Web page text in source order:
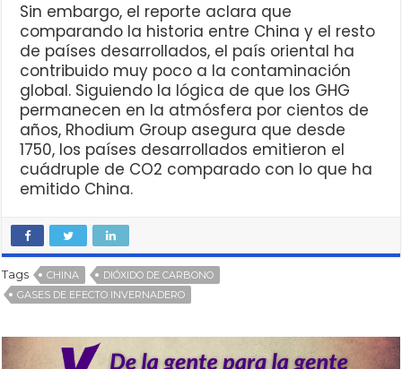
Sin embargo, el reporte aclara que
comparando la historia entre China y el resto
de países desarrollados, el país oriental ha
contribuido muy poco a la contaminación
global. Siguiendo la lógica de que los GHG
permanecen en la atmósfera por cientos de
años, Rhodium Group asegura que desde
1750, los países desarrollados emitieron el
cuádruple de CO2 comparado con lo que ha
emitido China.
Tags CHINA
DIÓXIDO DE CARBONO
GASES DE EFECTO INVERNADERO